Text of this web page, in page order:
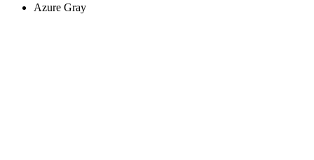
Azure Gray